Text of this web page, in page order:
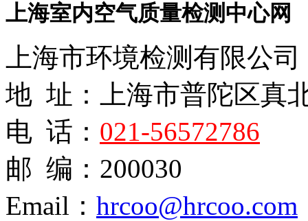
上海室内空气质量检测中心网
上海市环境检测有限公司
地 址：上海市普陀区真
电 话： 021-56572786
邮 编：200030
Email： hrcoo@hrcoo.com